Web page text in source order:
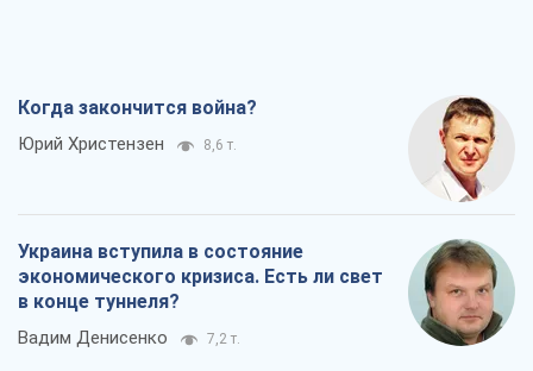
Когда закончится война?
Юрий Христензен 8,6 т.
Украина вступила в состояние
экономического кризиса. Есть ли свет
в конце туннеля?
Вадим Денисенко 7,2 т.